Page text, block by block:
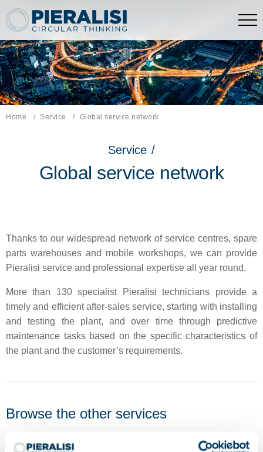
Pieralisi Maip Spa
Home Service Current page:
Global service network
Service /
Global service network
Thanks to our widespread network of service centres, spare
parts warehouses and mobile workshops, we can provide
Pieralisi service and professional expertise all year round.
More than 130 specialist Pieralisi technicians provide a
timely and efficient after-sales service, starting with installing
and testing the plant, and over time through predictive
maintenance tasks based on the specific characteristics of
the plant and the customer’s requirements.
Browse the other services
Original spare parts Predictive